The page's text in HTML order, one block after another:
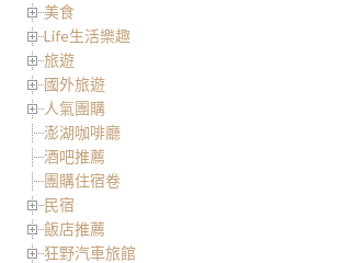
美食
Life生活樂趣
旅遊
國外旅遊
人氣團購
澎湖咖啡廳
酒吧推薦
團購住宿卷
民宿
飯店推薦
狂野汽車旅館